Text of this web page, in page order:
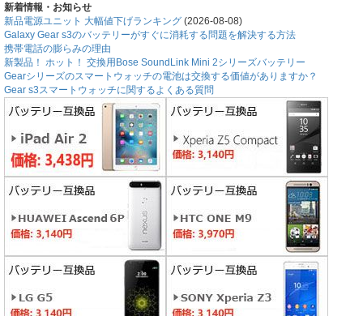
新着情報・お知らせ
新品電源ユニット 大幅値下げランキング (2026-08-08)
Galaxy Gear s3のバッテリーがすぐに消耗する問題を解決する方法
携帯電話の膨らみの理由
新製品！ ホット！ 交換用Bose SoundLink Mini 2シリーズバッテリー
Gearシリーズのスマートウォッチの電池は交換する価値がありますか？
Gear s3スマートウォッチに関するよくある質問